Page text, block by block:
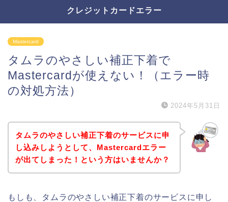
クレジットカードエラー
Mastercard
タムラのやさしい補正下着で
Mastercardが使えない！（エラー時
の対処方法）
2024年5月31日
タムラのやさしい補正下着のサービスに申
し込みしようとして、Mastercardエラー
が出てしまった！という方はいませんか？
もしも、タムラのやさしい補正下着のサービスに申し